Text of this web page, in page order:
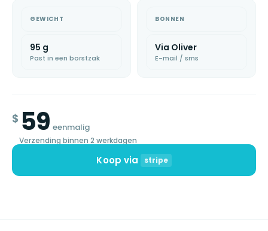
GEWICHT
95 g
Past in een borstzak
BONNEN
Via Oliver
E-mail / sms
$ 59 eenmalig
Verzending binnen 2 werkdagen
Koop via stripe